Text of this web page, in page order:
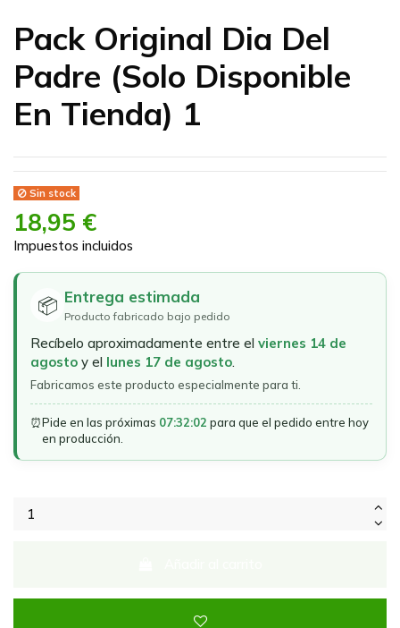
Pack Original Dia Del
Padre (Solo Disponible
En Tienda) 1
Sin stock
18,95 €
Impuestos incluidos
📦 Entrega estimada
Producto fabricado bajo pedido
Recíbelo aproximadamente entre el viernes 14 de
agosto y el lunes 17 de agosto.
Fabricamos este producto especialmente para ti.
⏰Pide en las próximas 07:32:02 para que el pedido entre hoy
en producción.